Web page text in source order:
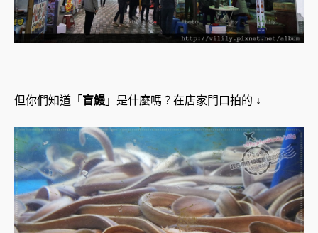
但你們知道「 盲鰻 」是什麼嗎？ 在店家門口拍的 ↓